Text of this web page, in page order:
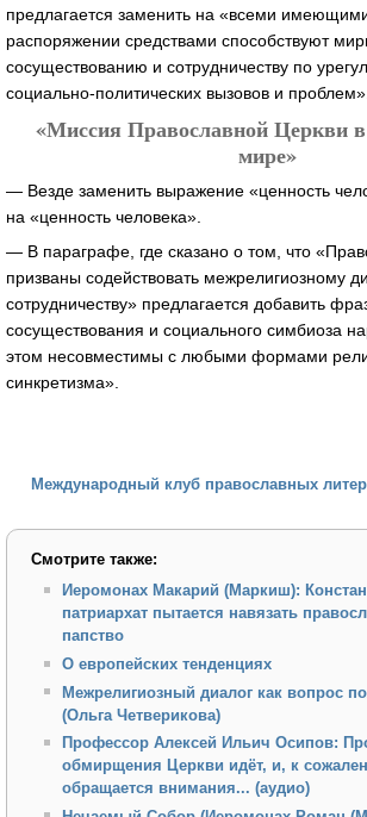
предлагается заменить на «всеми
распоряжении средствами способствуют
сосуществованию и сотрудничеству по
социально-политических вызовов и проблем».
«Миссия Православной Церкви
мире»
— Везде заменить выражение «ценность
на «ценность человека».
— В параграфе, где сказано о том, что
призваны содействовать межрелигиозному
сотрудничеству» предлагается добавить
сосуществования и социального симбиоза
этом несовместимы с любыми формами
синкретизма».
Международный клуб православных
Смотрите также:
Иеромонах Макарий (Маркиш):
патриархат пытается навязать
папство
О европейских тенденциях
Межрелигиозный диалог как вопрос
(Ольга Четверикова)
Профессор Алексей Ильич Осипов:
обмирщения Церкви идёт, и, к
обращается внимания... (аудио)